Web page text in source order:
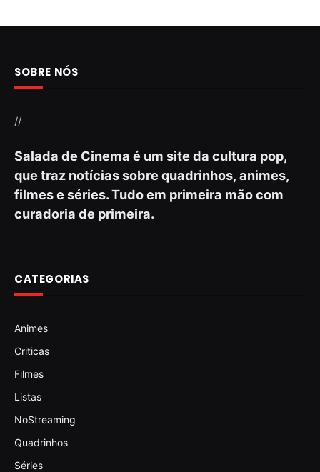
SOBRE NÓS
//
Salada de Cinema é um site da cultura pop,
que traz notícias sobre quadrinhos, animes,
filmes e séries. Tudo em primeira mão com
curadoria de primeira.
CATEGORIAS
Animes
Criticas
Filmes
Listas
NoStreaming
Quadrinhos
Séries